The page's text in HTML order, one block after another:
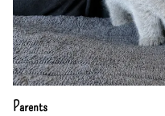
Parents